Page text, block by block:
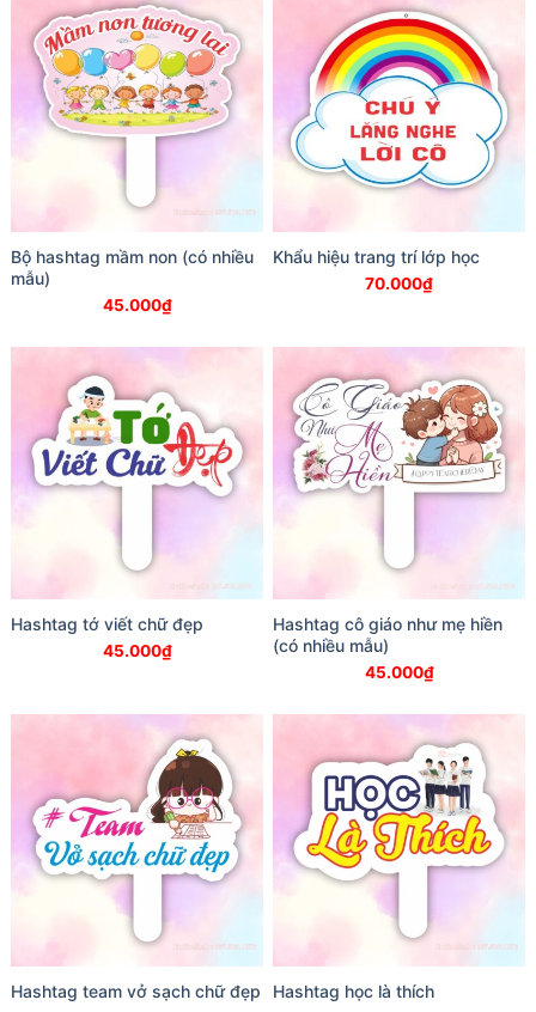
Bộ hashtag mầm non (có nhiều
mẫu)
45.000₫
Khẩu hiệu trang trí lớp học
70.000₫
Hashtag tớ viết chữ đẹp
45.000₫
Hashtag cô giáo như mẹ hiền
(có nhiều mẫu)
45.000₫
Hashtag team vở sạch chữ đẹp Hashtag học là thích